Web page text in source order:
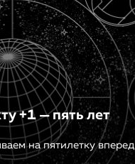
+1 — пять лет
на пятилетку вперед